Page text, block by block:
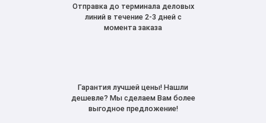
Отправка до терминала деловых
линий в течение 2-3 дней с
момента заказа
Гарантия лучшей цены! Нашли
дешевле? Мы сделаем Вам более
выгодное предложение!